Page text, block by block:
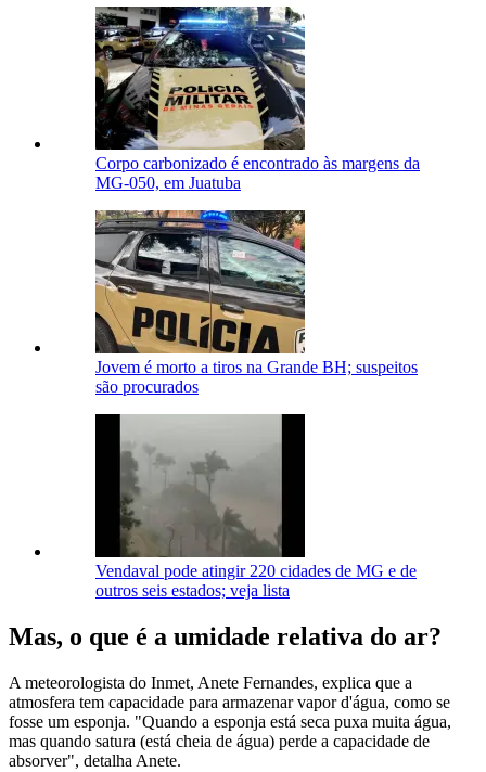
Corpo carbonizado é encontrado às margens da
MG-050, em Juatuba
Jovem é morto a tiros na Grande BH; suspeitos
são procurados
Vendaval pode atingir 220 cidades de MG e de
outros seis estados; veja lista
Mas, o que é a umidade relativa do ar?
A meteorologista do Inmet, Anete Fernandes, explica que a
atmosfera tem capacidade para armazenar vapor d'água, como se
fosse um esponja. "Quando a esponja está seca puxa muita água,
mas quando satura (está cheia de água) perde a capacidade de
absorver", detalha Anete.